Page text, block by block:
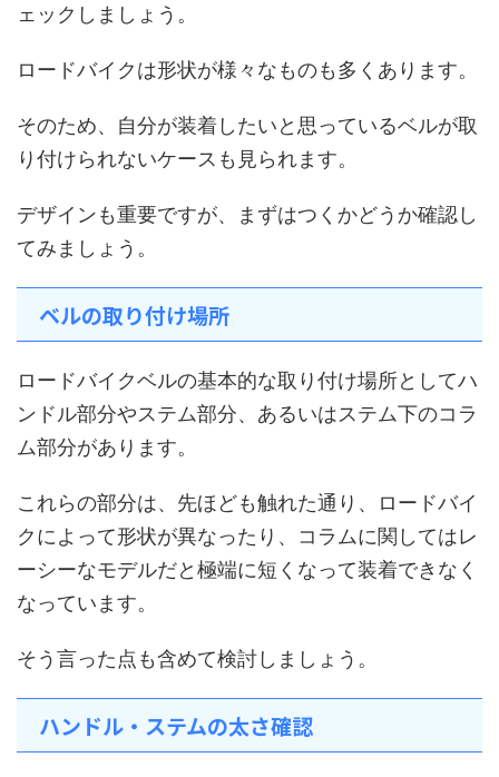
ェックしましょう。
ロードバイクは形状が様々なものも多くあります。
そのため、自分が装着したいと思っているベルが取
り付けられないケースも見られます。
デザインも重要ですが、まずはつくかどうか確認し
てみましょう。
ベルの取り付け場所
ロードバイクベルの基本的な取り付け場所としてハ
ンドル部分やステム部分、あるいはステム下のコラ
ム部分があります。
これらの部分は、先ほども触れた通り、ロードバイ
クによって形状が異なったり、コラムに関してはレ
ーシーなモデルだと極端に短くなって装着できなく
なっています。
そう言った点も含めて検討しましょう。
ハンドル・ステムの太さ確認